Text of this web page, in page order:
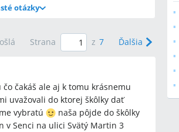
pri prijímaní detí?
ktorými sú prioritou pracujúci
akceptovali prednostne
MŠ Kollárová prijala 30,
otázky
Strana z 7 Ďalšia
čakáš ale aj k tomu krásnemu
uvažovali do ktorej škôlky dať
vybratú
naša pôjde do škôlky
v Senci na ulici Svätý Martin 3